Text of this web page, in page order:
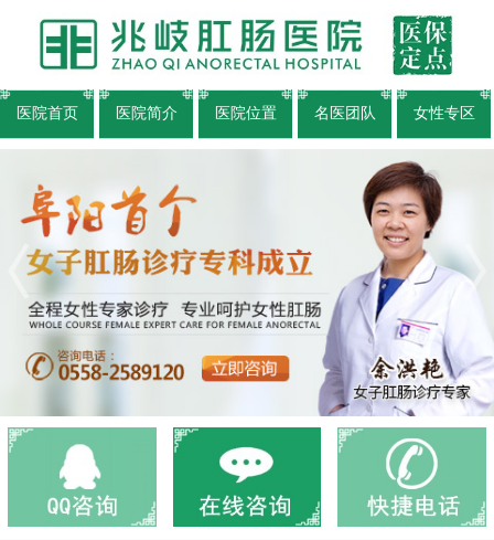
医院首页 医院简介 医院位置 名医团队 女性专区